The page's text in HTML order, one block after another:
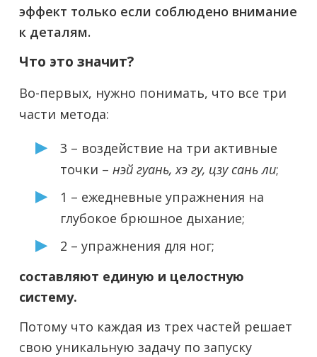
эффект только если соблюдено внимание
к деталям.
Что это значит?
Во-первых, нужно понимать, что все три
части метода:
3 – воздействие на три активные
точки –нэй гуань, хэ гу, цзу сань ли;
1 – ежедневные упражнения на
глубокое брюшное дыхание;
2 – упражнения для ног;
составляют единую и целостную
систему.
Потому что каждая из трех частей решает
свою уникальную задачу по запуску